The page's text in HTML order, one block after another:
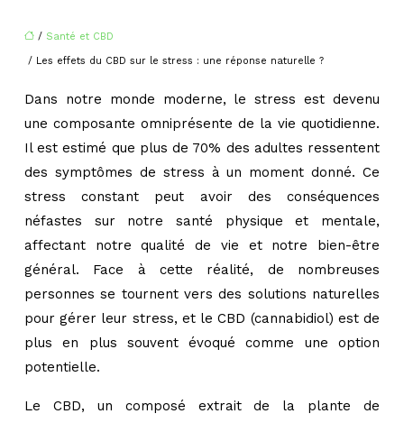
/ Santé et CBD
/ Les effets du CBD sur le stress : une réponse naturelle ?
Dans notre monde moderne, le stress est devenu
une composante omniprésente de la vie quotidienne.
Il est estimé que plus de 70% des adultes ressentent
des symptômes de stress à un moment donné. Ce
stress constant peut avoir des conséquences
néfastes sur notre santé physique et mentale,
affectant notre qualité de vie et notre bien-être
général. Face à cette réalité, de nombreuses
personnes se tournent vers des solutions naturelles
pour gérer leur stress, et le CBD (cannabidiol) est de
plus en plus souvent évoqué comme une option
potentielle.
Le CBD, un composé extrait de la plante de